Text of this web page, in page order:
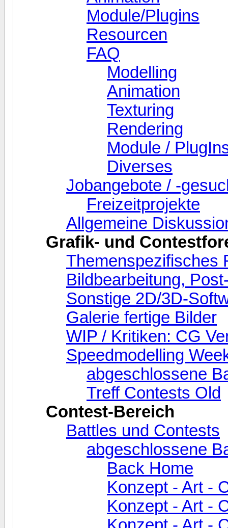
Module/Plugins
Resourcen
FAQ
Modelling
Animation
Texturing
Rendering
Module /
Diverses
Jobangebote / -
Freizeitprojekte
Allgemeine
Grafik- und
Themenspezifisches
Bildbearbeitung,
Sonstige 2D/3D-
Galerie fertige Bilder
WIP / Kritiken: CG
Speedmodelling
abgeschlossene
Treff Contests Old
Contest-Bereich
Battles und Contests
abgeschlossene
Back Home
Konzept - Art -
Konzept - Art -